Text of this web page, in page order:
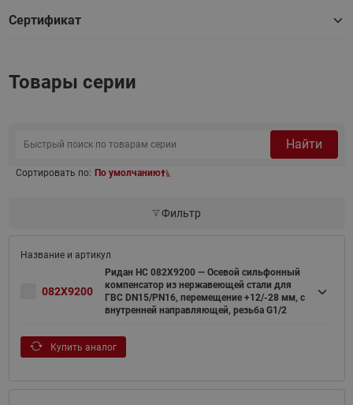
Сертификат
Товары серии
Найти
Сортировать по: По умолчанию
Фильтр
082X9200
Ридан НС 082X9200 — Осевой сильфонный
компенсатор из нержавеющей стали для
ГВС DN15/PN16, перемещение +12/-28 мм, с
внутренней направляющей, резьба G1/2
Купить аналог